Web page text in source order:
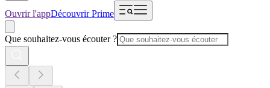
Ouvrir l'appDécouvrir Prime
Que souhaitez-vous écouter ?